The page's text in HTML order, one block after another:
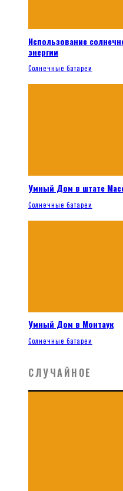
Использование
энергии
Солнечные батареи
Умный Дом в штате
Солнечные батареи
Умный Дом в Монтаук
Солнечные батареи
СЛУЧАЙНОЕ